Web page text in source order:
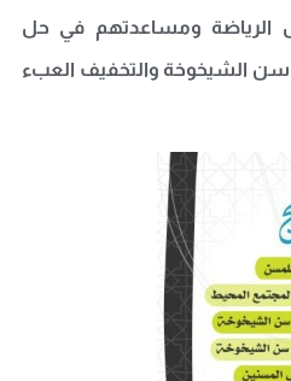
الرياضة ومساعدتهم في حل
الشيخوخة والتخفيف العبء